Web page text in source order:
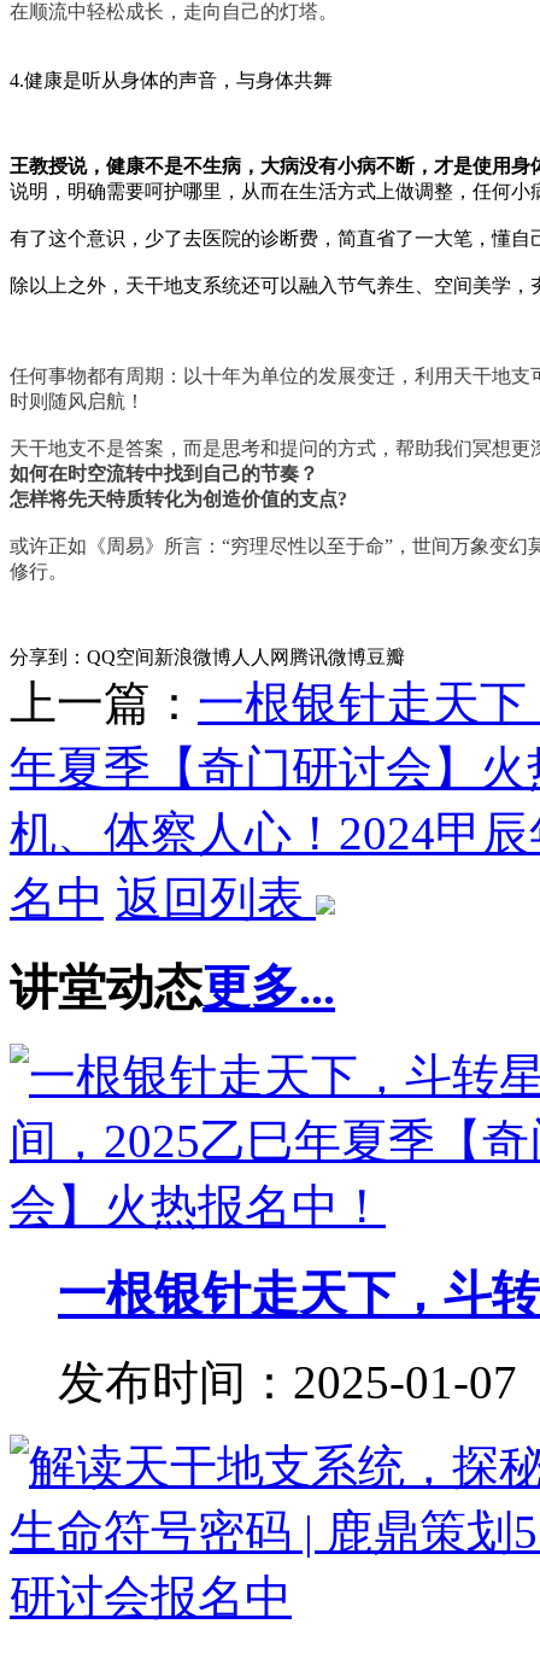
在顺流中轻松成长，走向自己的灯塔。
4.健康是听从身体的声音，与身体共舞
王教授说，健康不是不生病，大病没有小病不断，才是使用身
说明，明确需要呵护哪里，从而在生活方式上做调整，任何
有了这个意识，少了去医院的诊断费，简直省了一大笔，懂
除以上之外，天干地支系统还可以融入节气养生、空间美学
任何事物都有周期：以十年为单位的发展变迁，利用天干地
时则随风启航！
天干地支不是答案，而是思考和提问的方式，帮助我们冥想更
如何在时空流转中找到自己的节奏？
怎样将先天特质转化为创造价值的支点?
或许正如《周易》所言：“穷理尽性以至于命”，世间万象变
修行。
分享到： QQ空间新浪微博人人网 腾讯微博豆瓣
上一篇： 一根银针走天
年夏季【奇门研讨会】
机、体察人心！2024甲
名中 返回列表
讲堂动态更多...
一根银针走天下，斗
发布时间：2025-01-07